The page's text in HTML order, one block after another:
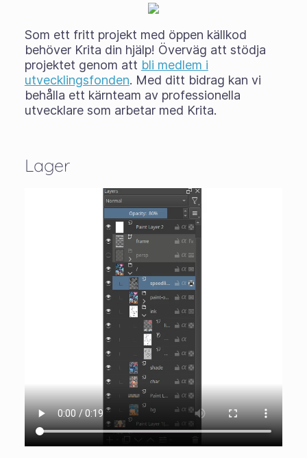
Som ett fritt projekt med öppen källkod
behöver Krita din hjälp! Överväg att stödja
projektet genom att bli medlem i
utvecklingsfonden. Med ditt bidrag kan vi
behålla ett kärnteam av professionella
utvecklare som arbetar med Krita.
Lager